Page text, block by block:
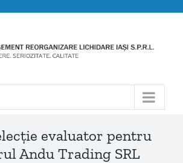
evaluator pentru
Andu Trading SRL